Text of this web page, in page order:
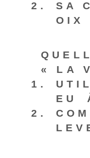
SA
OIX
« LA
EU⁢